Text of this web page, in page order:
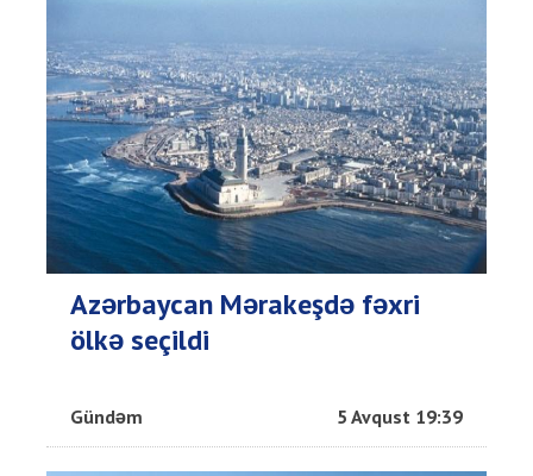
Azərbaycan Mərakeşdə fəxri
ölkə seçildi
Gündəm 5 Avqust 19:39